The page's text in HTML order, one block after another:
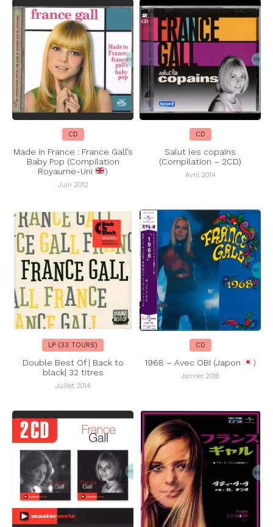
CD
Made in France : France Gall’s
Baby Pop (Compilation
Royaume-Uni
)
Juin 2012
CD
Salut les copains
(Compilation – 2CD)
Avril 2014
LP (33 TOURS)
Double Best Of | Back to
black| 32 titres
Juillet 2014
CD
1968 – Avec OBI (Japon )
Janvier 2018